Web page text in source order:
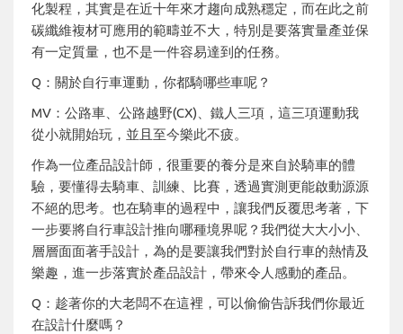
化製程，其實是在近十年來才趨向成熟穩定，而在此之前
碳纖維複材可應用的範疇並不大，特別是要落實量產並保
有一定質量，也不是一件容易達到的任務。
Q：關於自行車運動，你都騎哪些車呢？
MV：公路車、公路越野(CX)、鐵人三項，這三項運動我
從小就開始玩，並且至今樂此不疲。
作為一位產品設計師，很重要的養分是來自於騎車的體
驗，要懂得去騎車、訓練、比賽，透過實測更能啟動源源
不絕的思考。也在騎車的過程中，讓我們反覆思考著，下
一步要將自行車設計推向哪種境界呢？我們從大大小小、
層層面面著手設計，為的是要讓我們對於自行車的熱情及
樂趣，進一步落實於產品設計，帶來令人感動的產品。
Q：趁著你的大老闆不在這裡，可以偷偷告訴我們你最近
在設計什麼嗎？